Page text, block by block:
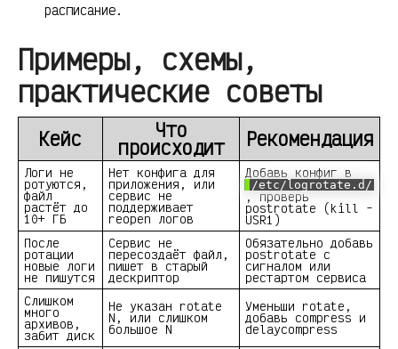
расписание.
Примеры, схемы,
практические советы
Кейс Что
происходит Рекомендация
Логи не
ротуются,
файл
растёт до
10+ ГБ
Нет конфига для
приложения, или
сервис не
поддерживает
reopen логов
Добавь конфиг в
/etc/logrotate.d/
, проверь
postrotate (kill -
USR1)
После
ротации
новые логи
не пишутся
Сервис не
пересоздаёт файл,
пишет в старый
дескриптор
Обязательно добавь
postrotate с
сигналом или
рестартом сервиса
Слишком
много
архивов,
забит диск
Не указан rotate
N, или слишком
большое N
Уменьши rotate,
добавь compress и
delaycompress